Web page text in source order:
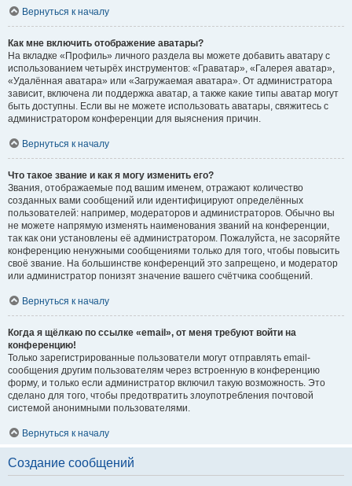
Вернуться к началу
Как мне включить отображение аватары?
На вкладке «Профиль» личного раздела вы можете добавить аватару с
использованием четырёх инструментов: «Граватар», «Галерея аватар»,
«Удалённая аватара» или «Загружаемая аватара». От администратора
зависит, включена ли поддержка аватар, а также какие типы аватар могут
быть доступны. Если вы не можете использовать аватары, свяжитесь с
администратором конференции для выяснения причин.
Вернуться к началу
Что такое звание и как я могу изменить его?
Звания, отображаемые под вашим именем, отражают количество
созданных вами сообщений или идентифицируют определённых
пользователей: например, модераторов и администраторов. Обычно вы
не можете напрямую изменять наименования званий на конференции,
так как они установлены её администратором. Пожалуйста, не засоряйте
конференцию ненужными сообщениями только для того, чтобы повысить
своё звание. На большинстве конференций это запрещено, и модератор
или администратор понизят значение вашего счётчика сообщений.
Вернуться к началу
Когда я щёлкаю по ссылке «email», от меня требуют войти на
конференцию!
Только зарегистрированные пользователи могут отправлять email-
сообщения другим пользователям через встроенную в конференцию
форму, и только если администратор включил такую возможность. Это
сделано для того, чтобы предотвратить злоупотребления почтовой
системой анонимными пользователями.
Вернуться к началу
Создание сообщений